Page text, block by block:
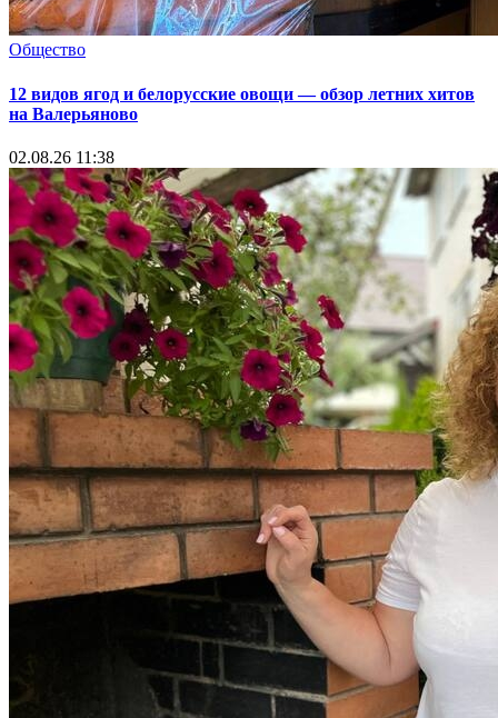
Общество
12 видов ягод и белорусские овощи — обзор летних хитов
на Валерьяново
02.08.26 11:38